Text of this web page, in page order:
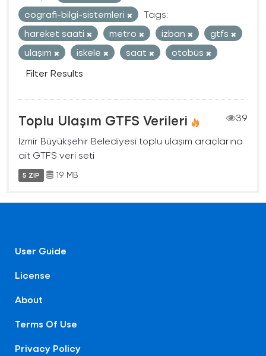
cografi-bilgi-sistemleri
Tags:
hareket saati
metro izban
gtfs
ulaşım
iskele saat
otobüs
Filter Results
Toplu Ulaşım GTFS Verileri
39
İzmir Büyükşehir Belediyesi toplu ulaşım araçlarına
ait GTFS veri seti
5 ZIP 19 MB
User Guide
License
About
Terms Of Use
Privacy Policy